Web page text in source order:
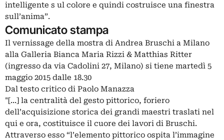
intelligente s ul colore e quindi costruisce una finestra
sull’anima”.
Comunicato stampa
Il vernissage della mostra di Andrea Bruschi a Milano
alla Galleria Bianca Maria Rizzi & Matthias Ritter
(ingresso da via Cadolini 27, Milano) si tiene martedì 5
maggio 2015 dalle 18.30
Dal testo critico di Paolo Manazza
"[...] la centralità del gesto pittorico, foriero
dell’acquisizione storica dei grandi maestri traslati nel
qui e ora, costituisce il cuore dei lavori di Bruschi.
Attraverso esso “l’elemento pittorico ospita l’immagine